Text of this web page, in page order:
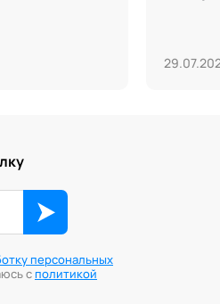
персональных
сполитикой